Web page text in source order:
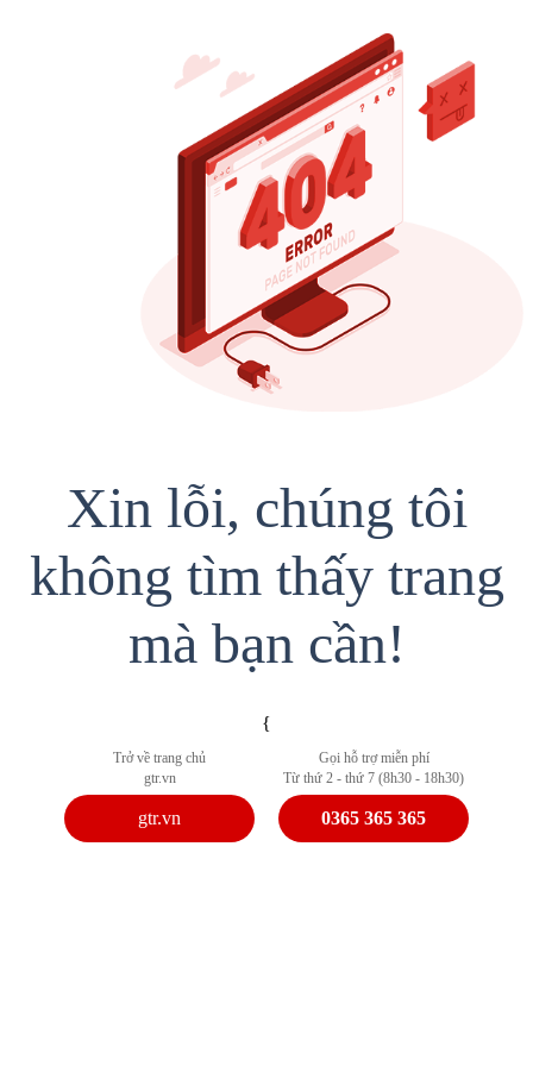
Xin lỗi, chúng tôi
không tìm thấy trang
mà bạn cần!
{
Trở về trang chủ
gtr.vn
gtr.vn
Gọi hỗ trợ miễn phí
Từ thứ 2 - thứ 7 (8h30 - 18h30)
0365 365 365